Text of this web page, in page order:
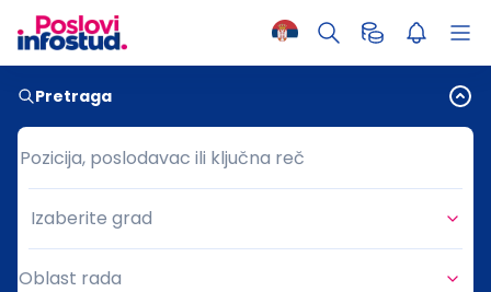
Pretraga
Pozicija, poslodavac ili ključna reč
Pozicija, poslodavac ili ključna reč
Grad
Izaberite grad
Oblast rada